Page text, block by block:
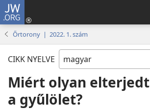
JW.ORG
Őrtorony | 2022. 1. szám
CIKK NYELVE
Miért olyan elterjedt
a gyűlölet?